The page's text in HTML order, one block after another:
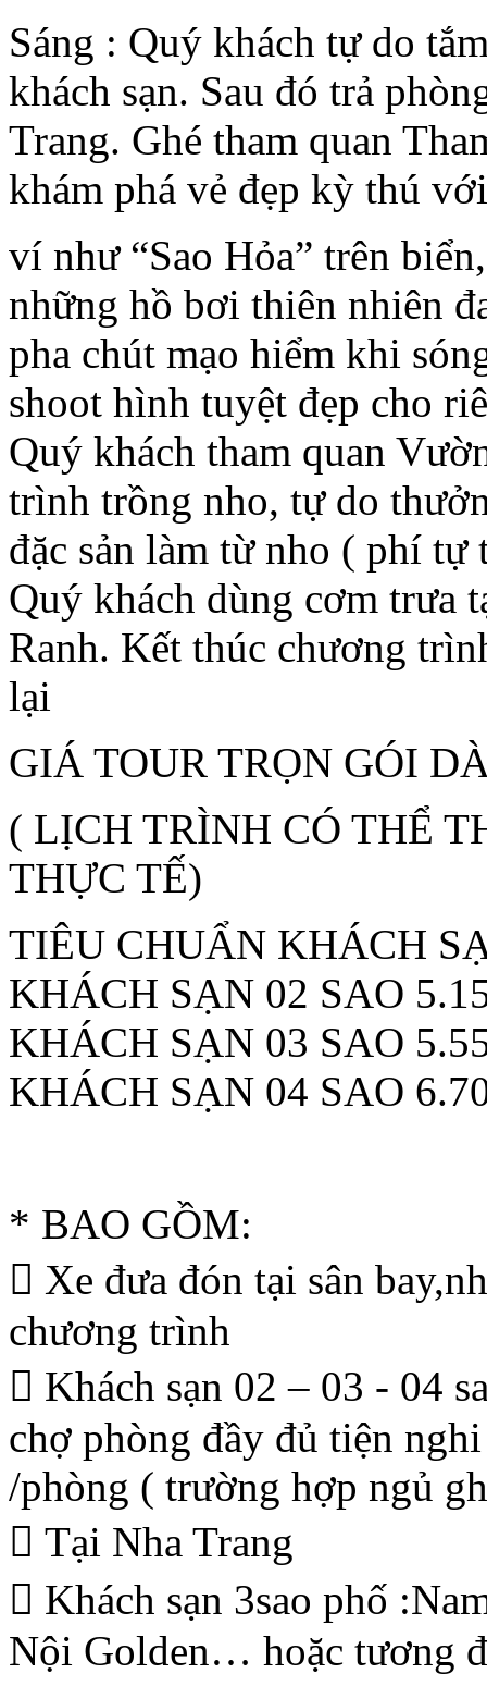
Sáng : Quý khách tự do
khách sạn. Sau đó trả
Trang. Ghé tham quan
khám phá vẻ đẹp kỳ thú
ví như “Sao Hỏa” trên
những hồ bơi thiên nhiên
pha chút mạo hiểm khi
shoot hình tuyệt đẹp cho
Quý khách tham quan
trình trồng nho, tự do
đặc sản làm từ nho ( phí tự
Quý khách dùng cơm trưa
Ranh. Kết thúc chương
lại
GIÁ TOUR TRỌN GÓI
( LỊCH TRÌNH CÓ THỂ
THỰC TẾ)
TIÊU CHUẨN KHÁCH
KHÁCH SẠN 02 SAO
KHÁCH SẠN 03 SAO
KHÁCH SẠN 04 SAO
* BAO GỒM:
 Xe đưa đón tại sân
chương trình
 Khách sạn 02 – 03 - 04
chợ phòng đầy đủ tiện
/phòng ( trường hợp ngủ
 Tại Nha Trang
 Khách sạn 3sao phố
Nội Golden… hoặc tương